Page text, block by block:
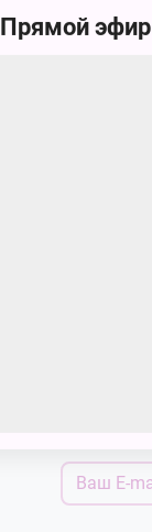
Прямой эфир